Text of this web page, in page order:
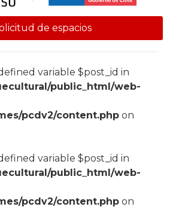
de espacios
variable $post_id in
public_html/web-
pcdv2/content.phpon
variable $post_id in
public_html/web-
pcdv2/content.phpon